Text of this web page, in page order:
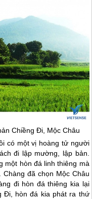
Chiềng Đi, Mộc Châu
có một vị hoàng tử người
đi lập mường, lập bản.
một hòn đá linh thiêng mà
Chàng đã chọn Mộc Châu
đi hòn đá thiêng kia lại
Đi, hòn đá kia phát ra thứ